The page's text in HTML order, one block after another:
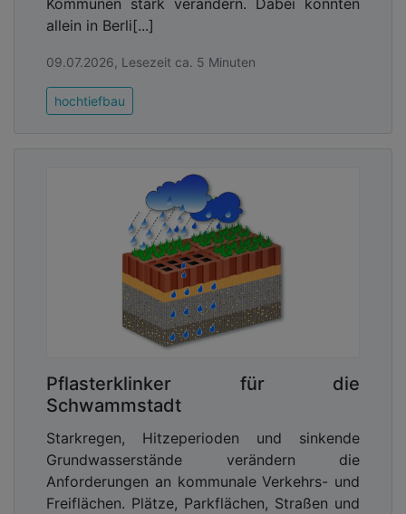
vorgefertigten Holzrahmenfassaden, die eine
unabhängige Verkleidung tragen können. Dabei
Fassade kernbehandeltes und vorvergrautes
Tannenholz eingesetzt. Die Wände in
Holzbauweise sowie die Zwischenwände,
von OBM Constructions vorgefertigt und vor Ort
montiert. Holzfaserplatten und Dämmplatten auf
Basis von recycelter Baumwolle sorgen für eine
gute energetische und akustische Dämmung. Das
Schulgebäude grenzt zwar direkt an den stark
befahrenen und lauten Boulevard de Vendée, doch
„davon hört man in den Schulräumen nichts,“
erläutert Architekt Bertrand Poirier und betont die
hervorragende Raumluftqualität in dem
Schulgebäude.
allein in Berli[...]
09.07.2026, Lesezeit ca. 5 Minuten
hochtiefbau
Pflasterklinker für die
Schwammstadt
Starkregen, Hitzeperioden und sinkende
Grundwasserstände verändern die
Anforderungen an kommunale Verkehrs- und
Freiflächen. Plätze, Parkflächen, Straßen und